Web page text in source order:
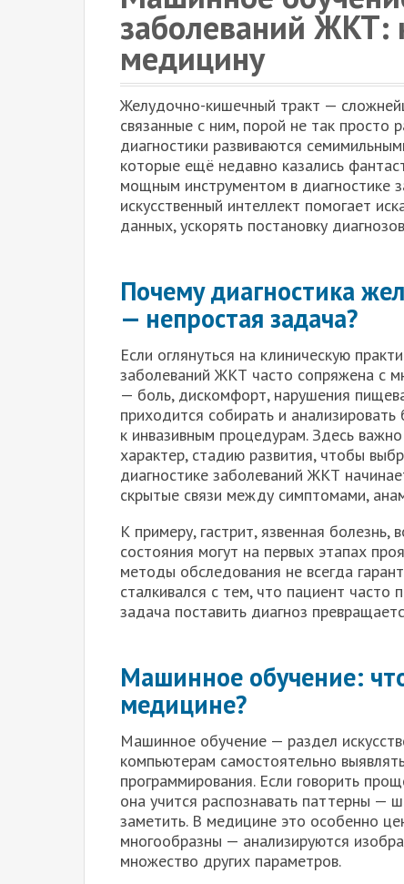
заболеваний ЖКТ:
медицину
Желудочно-кишечный тракт —
связанные с ним, порой не так просто
диагностики развиваются
которые ещё недавно казались
мощным инструментом в диагностике
искусственный интеллект помогает
данных, ускорять постановку
Почему диагностика
— непростая задача?
Если оглянуться на клиническую
заболеваний ЖКТ часто сопряжена с
— боль, дискомфорт, нарушения
приходится собирать и
к инвазивным процедурам. Здесь
характер, стадию развития, чтобы
диагностике заболеваний ЖКТ
скрытые связи между симптомами,
К примеру, гастрит, язвенная
состояния могут на первых этапах
методы обследования не всегда
сталкивался с тем, что пациент
задача поставить диагноз
Машинное обучение:
медицине?
Машинное обучение — раздел
компьютерам самостоятельно
программирования. Если говорить
она учится распознавать паттерны —
заметить. В медицине это особенно
многообразны — анализируются
множество других параметров.